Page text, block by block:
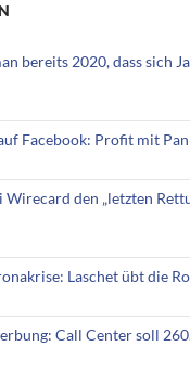
bereits 2020, dass sich
Facebook: Profit mit
den „letzten
Laschet übt die
Call Center soll